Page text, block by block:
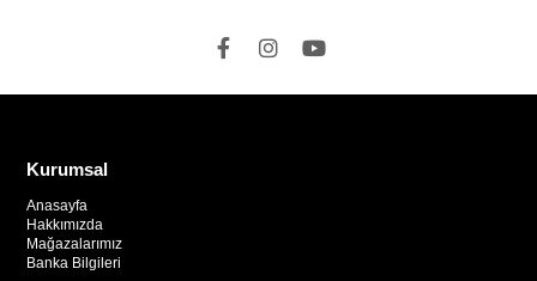
Kurumsal
Anasayfa
Hakkımızda
Mağazalarımız
Banka Bilgileri